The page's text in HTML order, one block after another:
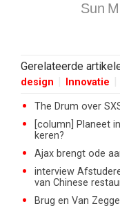
Sun
Gerelateerde
design
Innovatie
The Drum over
[column] Planeet
keren?
Ajax brengt ode
interview
van Chinese
Brug en Van